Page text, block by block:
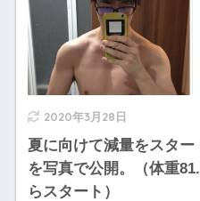
2020年3月28日
夏に向けて減量をスタ
を写真で公開。（体重
らスタート）